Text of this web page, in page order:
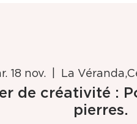
18 nov. La
de créativité :
pierres.